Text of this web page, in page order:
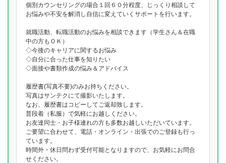
個別カウンセリングの場合１回６０分程度、じっくり相談して
お悩みや不安を解消し自信に変えていくサポートを行います。
就職活動、転職活動のお悩みを相談できます（学生さん＆在職
中の方もＯＫ）
◇今後のキャリアに関するお悩み
◇自分に合った仕事を知りたい
◇面接や書類作成の悩み＆アドバイス
履歴書(写真不要)のみお持ちください。
写真はサンテクにて撮影いたします。
なお、履歴書はコピーしてご返却致します。
普段着（私服）で気軽にお越しください。
お友達同士・お子様連れの方も多数お越しいただいています。
ご要望に合わせて、電話・オンライン・出張でのご登録も行っ
ています。
時間外・休日問わず受付可能となりますので、お気軽にお問合
せください。